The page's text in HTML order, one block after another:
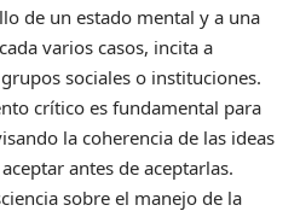
de un estado mental y a una
varios casos, incita a
sociales o instituciones.
crítico es fundamental para
la coherencia de las ideas
antes de aceptarlas.
sobre el manejo de la